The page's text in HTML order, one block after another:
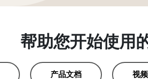
帮助您开始使用
产品文档 视频